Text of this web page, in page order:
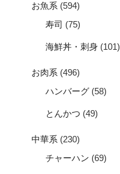
お魚系 (594)
寿司 (75)
海鮮丼・刺身 (101)
お肉系 (496)
ハンバーグ (58)
とんかつ (49)
中華系 (230)
チャーハン (69)